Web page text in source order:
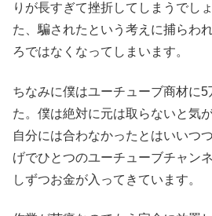
りが長すぎて挫折してしまうでし
た、騙されたという考えに捕らわ
ろではなくなってしまいます。
ちなみに僕はユーチューブ商材に
た。僕は絶対に元は取らないと気
自分には合わなかったとはいいつ
げでひとつのユーチューブチャン
しずつお金が入ってきています。